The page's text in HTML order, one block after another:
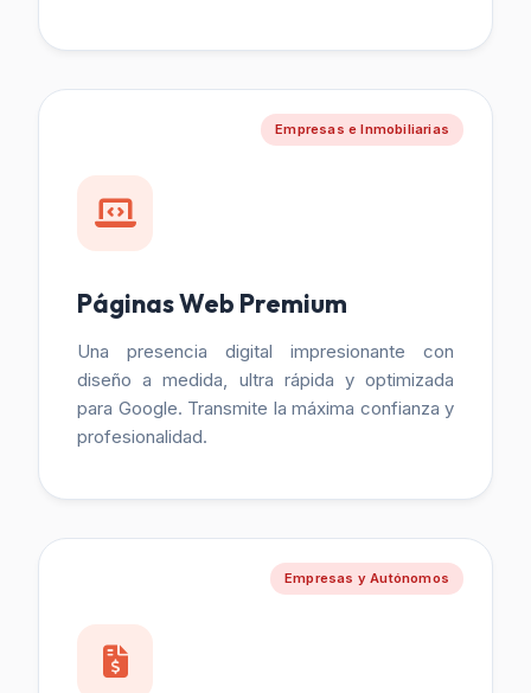
Empresas e Inmobiliarias
Páginas Web Premium
Una presencia digital impresionante con
diseño a medida, ultra rápida y optimizada
para Google. Transmite la máxima confianza y
profesionalidad.
Empresas y Autónomos